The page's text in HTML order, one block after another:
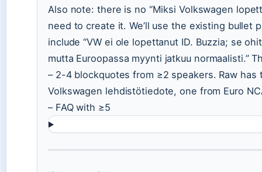
Also note: there is no “Miksi Volkswagen
need to create it. We’ll use the existing bullet
include “VW ei ole lopettanut ID. Buzzia; se
mutta Euroopassa myynti jatkuu normaalisti.”
– 2-4 blockquotes from ≥2 speakers. Raw
Volkswagen lehdistötiedote, one from Euro
– FAQ with ≥5